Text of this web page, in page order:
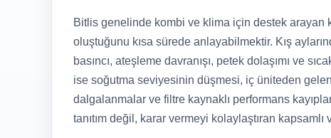
Bitlis genelinde kombi ve klima için destek arayan
oluştuğunu kısa sürede anlayabilmektir. Kış
basıncı, ateşleme davranışı, petek dolaşımı ve
ise soğutma seviyesinin düşmesi, iç üniteden
dalgalanmalar ve filtre kaynaklı performans
tanıtım değil, karar vermeyi kolaylaştıran kapsamlı